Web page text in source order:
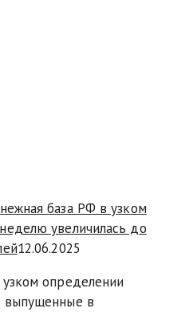
база РФ в узком
увеличилась до
12.06.2025
определении
выпущенные в